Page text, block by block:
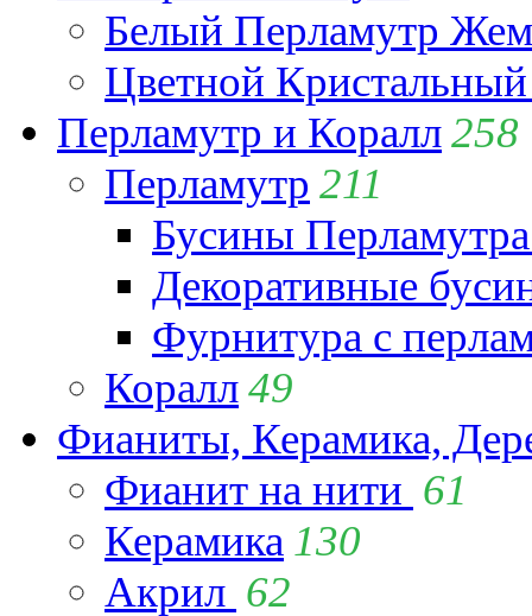
Белый Перламутр
Цветной
Перламутр и Коралл258
Перламутр 211
Бусины
Декоративные
Фурнитура с
Коралл49
Фианиты, Керамика,
Фианит на нити 61
Керамика 130
Акрил 62